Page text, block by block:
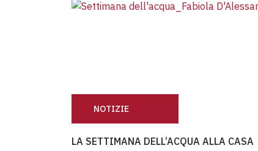
NOTIZIE
LA SETTIMANA DELL’ACQUA ALLA CASA